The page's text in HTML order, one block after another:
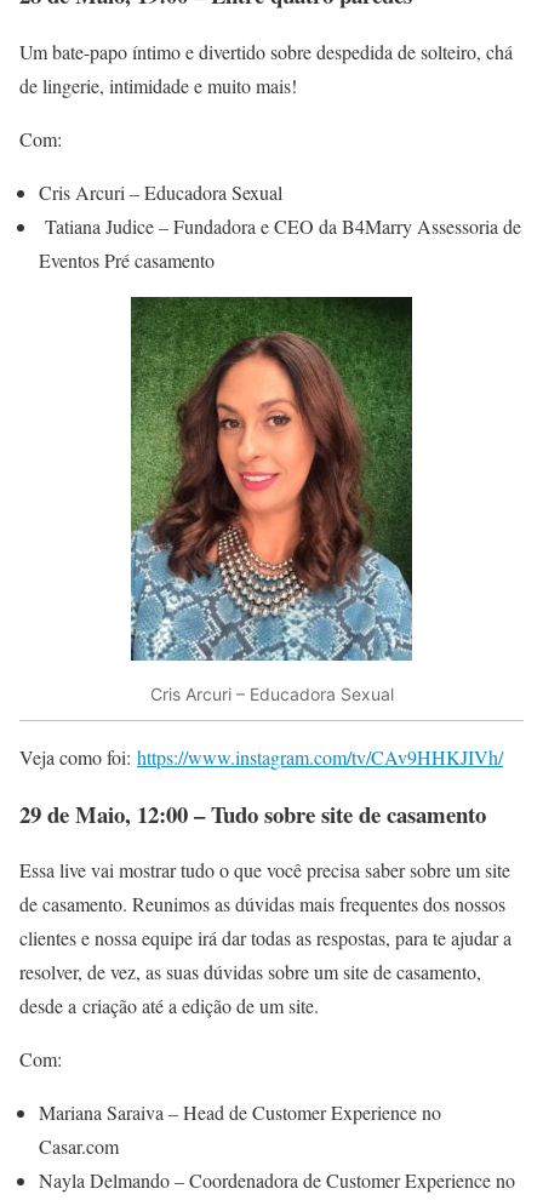
Um bate-papo íntimo e divertido sobre despedida de solteiro, chá
de lingerie, intimidade e muito mais!
Com:
Cris Arcuri – Educadora Sexual
Tatiana Judice – Fundadora e CEO da B4Marry Assessoria de
Eventos Pré casamento
Cris Arcuri – Educadora Sexual
Veja como foi: https://www.instagram.com/tv/CAv9HHKJIVh/
29 de Maio, 12:00 – Tudo sobre site de casamento
Essa live vai mostrar tudo o que você precisa saber sobre um site
de casamento. Reunimos as dúvidas mais frequentes dos nossos
clientes e nossa equipe irá dar todas as respostas, para te ajudar a
resolver, de vez, as suas dúvidas sobre um site de casamento,
desde a criação até a edição de um site.
Com:
Mariana Saraiva – Head de Customer Experience no
Casar.com
Nayla Delmando – Coordenadora de Customer Experience no